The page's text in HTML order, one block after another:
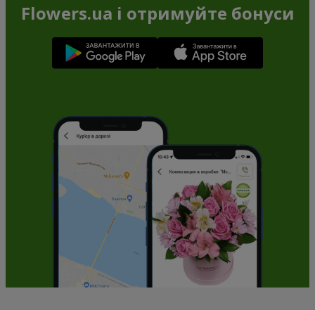
Flowers.ua і отримуйте бонуси